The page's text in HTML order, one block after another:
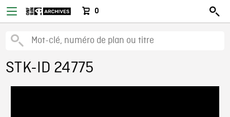
0
STK-ID 24775